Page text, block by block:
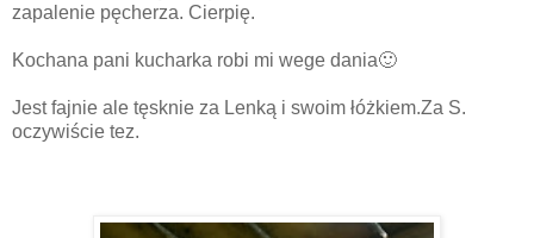
zapalenie pęcherza. Cierpię.
Kochana pani kucharka robi mi wege dania🙂
Jest fajnie ale tęsknie za Lenką i swoim łóżkiem.Za S.
oczywiście tez.